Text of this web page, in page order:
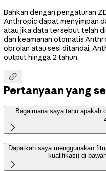
Bahkan dengan pengaturan
Anthropic dapat menyimpan
atau jika data tersebut telah
dan keamanan otomatis
obrolan atau sesi ditandai,
output hingga 2 tahun.

Pertanyaan yang
Bagaimana saya tahu apakah

Dapatkah saya menggunakan
kualifikasi) di
